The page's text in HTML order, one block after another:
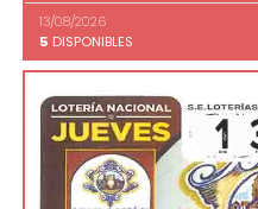
13/08/2026
5 DISPONIBLES